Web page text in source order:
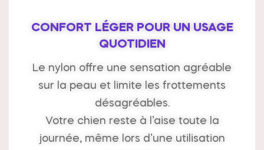
CONFORT LÉGER POUR UN USAGE
QUOTIDIEN
Le nylon offre une sensation agréable
sur la peau et limite les frottements
désagréables.
Votre chien reste à l’aise toute la
journée, même lors d’une utilisation